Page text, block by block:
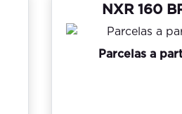
NXR 160
Parcelas a